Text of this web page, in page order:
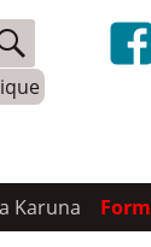
Karuna